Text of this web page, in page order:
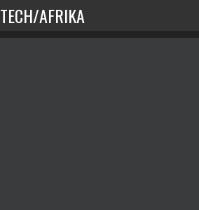
TECH/AFRIKA